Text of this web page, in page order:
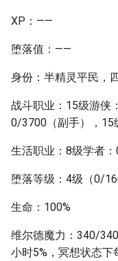
XP：——
堕落值：——
身份：半精灵平民，
战斗职业：15级游侠
0/3700（副手），15
生活职业：8级学者
堕落等级：4级（0/
生命：100%
维尔德魔力：340/
小时5%，冥想状态下